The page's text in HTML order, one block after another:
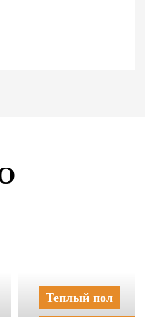
Теплый пол